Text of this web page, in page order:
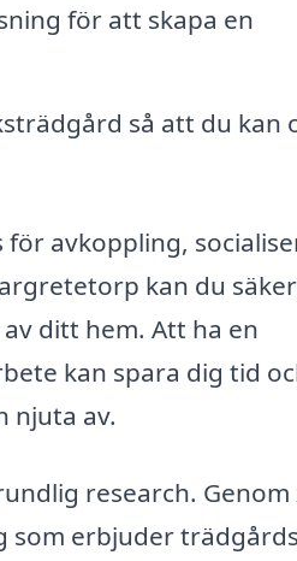
för att skapa en
så att du kan
avkoppling,
kan du
ditt hem. Att ha en
kan spara dig tid
njuta av.
research. Genom
som erbjuder